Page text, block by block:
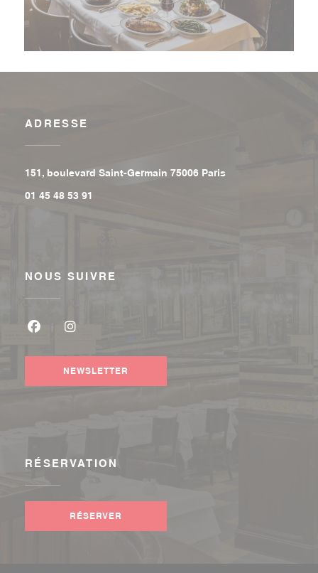
ADRESSE
151, boulevard Saint-Germain 75006 Paris
01 45 48 53 91
NOUS SUIVRE
NEWSLETTER
RÉSERVATION
RÉSERVER